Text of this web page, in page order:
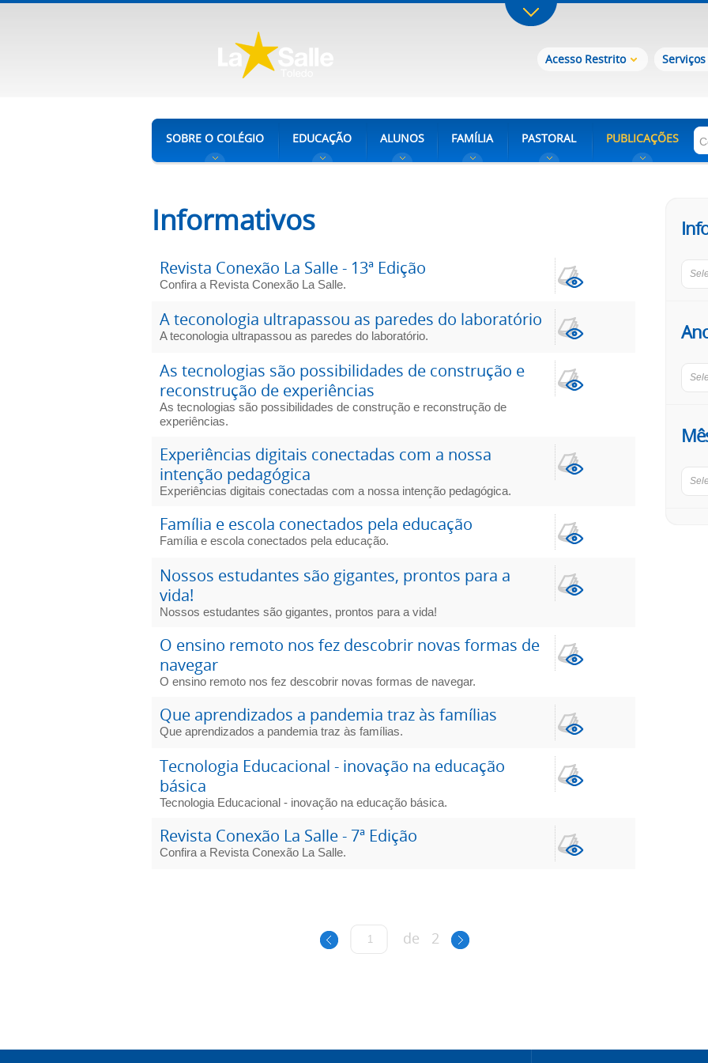
Acesso Restrito Serviços
SOBRE O COLÉGIO EDUCAÇÃO ALUNOS FAMÍLIA PASTORAL PUBLICAÇÕES
Informativos
Revista Conexão La Salle - 13ª Edição
Confira a Revista Conexão La Salle.
A teconologia ultrapassou as paredes do laboratório
A teconologia ultrapassou as paredes do laboratório.
As tecnologias são possibilidades de construção e
reconstrução de experiências
As tecnologias são possibilidades de construção e reconstrução de
experiências.
Experiências digitais conectadas com a nossa
intenção pedagógica
Experiências digitais conectadas com a nossa intenção pedagógica.
Família e escola conectados pela educação
Família e escola conectados pela educação.
Nossos estudantes são gigantes, prontos para a
vida!
Nossos estudantes são gigantes, prontos para a vida!
O ensino remoto nos fez descobrir novas formas de
navegar
O ensino remoto nos fez descobrir novas formas de navegar.
Que aprendizados a pandemia traz às famílias
Que aprendizados a pandemia traz às famílias.
Tecnologia Educacional - inovação na educação
básica
Tecnologia Educacional - inovação na educação básica.
Revista Conexão La Salle - 7ª Edição
Confira a Revista Conexão La Salle.
de 2